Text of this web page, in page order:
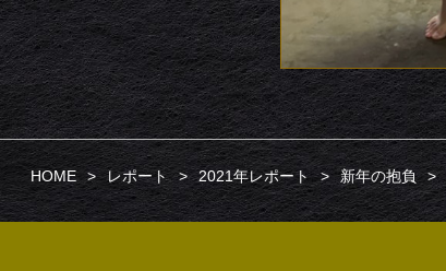
HOME レポート 2021年レポート 新年の抱負